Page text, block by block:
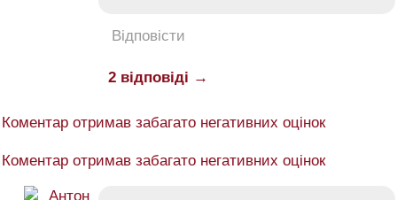
Відповісти
2 відповіді →
Коментар отримав забагато негативних оцінок
Коментар отримав забагато негативних оцінок